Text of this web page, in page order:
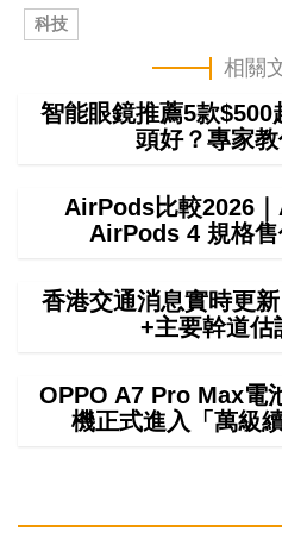
科技
相關
智能眼鏡推薦5款
頭好？專家
AirPods比較2026
AirPods 4 規格
香港交通消息實時更
+主要幹道估
OPPO A7 Pro Max電
機正式進入「萬級